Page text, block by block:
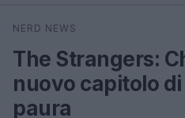
Cerca
NERD NEWS
The Strangers:
nuovo capitolo
paura